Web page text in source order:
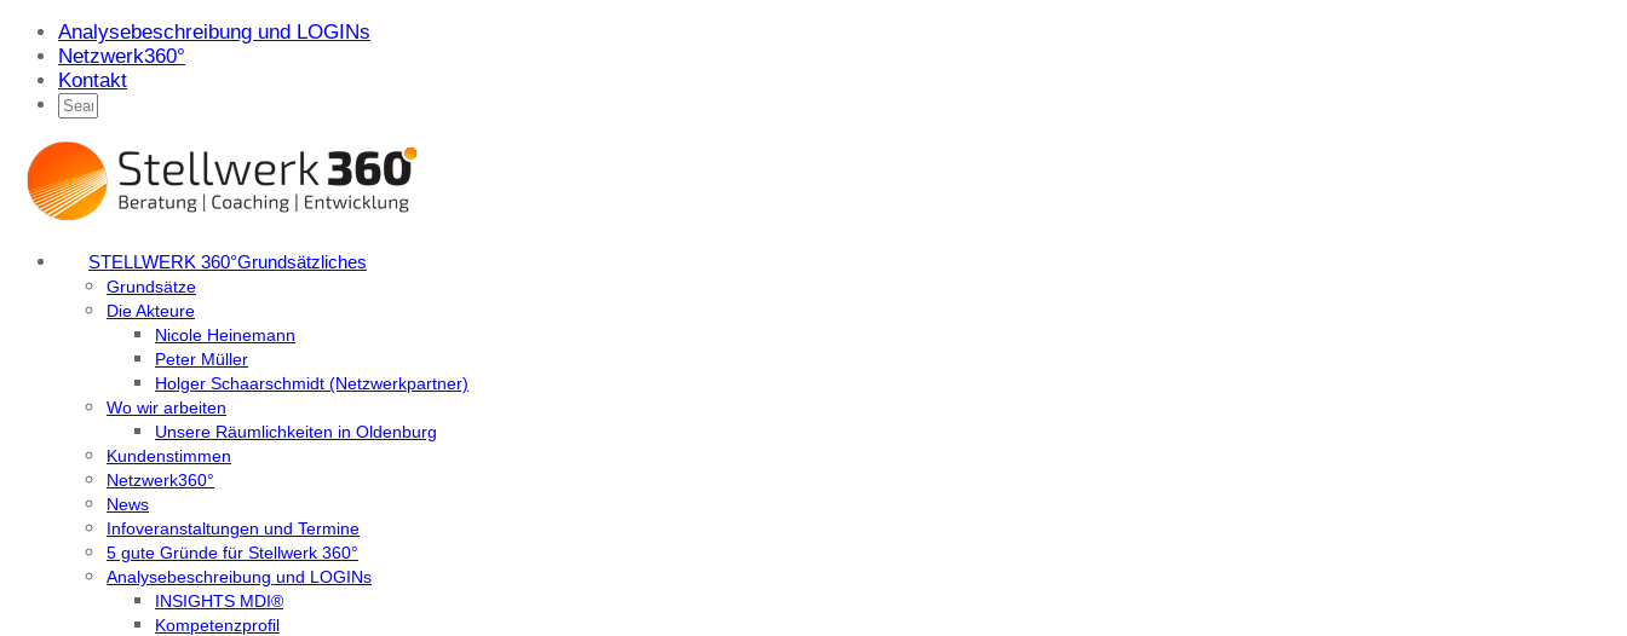
Analysebeschreibung und LOGINs
Netzwerk360°
Kontakt
STELLWERK 360°Grundsätzliches
Grundsätze
Die Akteure
Nicole Heinemann
Peter Müller
Holger Schaarschmidt (Netzwerkpartner)
Wo wir arbeiten
Unsere Räumlichkeiten in Oldenburg
Kundenstimmen
Netzwerk360°
News
Infoveranstaltungen und Termine
5 gute Gründe für Stellwerk 360°
Analysebeschreibung und LOGINs
INSIGHTS MDI®
Kompetenzprofil